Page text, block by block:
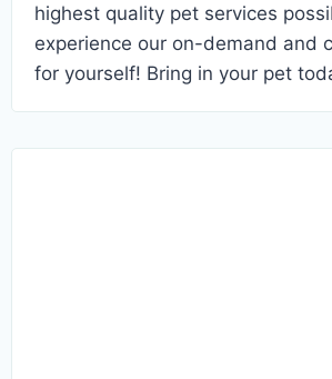
highest quality pet services
experience our on-demand and
for yourself! Bring in your pet